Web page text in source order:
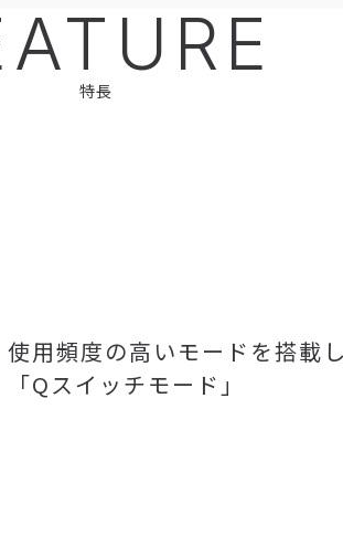
特長
使用頻度の高いモードを搭載
「Qスイッチモード」